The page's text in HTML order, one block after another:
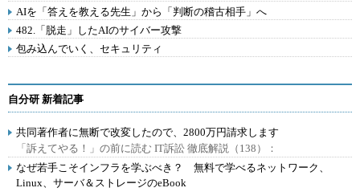
AIを「答えを教える先生」から「判断の稽古相手」へ
482.「脱走」したAIのサイバー攻撃
包み込んでいく、セキュリティ
自分研 新着記事
共同著作者に無断で改変したので、2800万円請求します
「訴えてやる！」の前に読む IT訴訟 徹底解説（138）：
なぜ若手こそインフラを学ぶべき？ 無料で学べるネットワーク、
Linux、サーバ＆ストレージのeBook